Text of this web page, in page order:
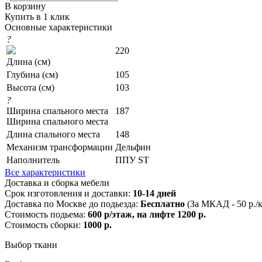
В корзину
Купить в 1 клик
Основные характеристики
?
Длина (см)
220
Глубина (см)
105
Высота (см)
103
?
Ширина спального места
Ширина спального места
187
Длина спального места
148
Механизм трансформации Дельфин
Наполнитель
ППУ ST
Все характеристики
Доставка и сборка мебели
Срок изготовления и доставки: 10-14 дней
Доставка по Москве до подьезда: Бесплатно (За МКАД - 50 р./
Стоимость подьема: 600 р/этаж, на лифте 1200 р.
Стоимость сборки: 1000 р.
Выбор ткани